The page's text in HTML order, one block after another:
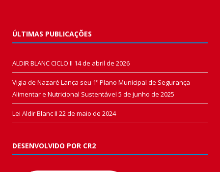
ÚLTIMAS PUBLICAÇÕES
ALDIR BLANC CICLO II 14 de abril de 2026
Vigia de Nazaré Lança seu 1º Plano Municipal de Segurança
Alimentar e Nutricional Sustentável 5 de junho de 2025
Lei Aldir Blanc II 22 de maio de 2024
DESENVOLVIDO POR CR2